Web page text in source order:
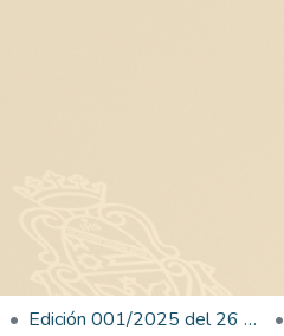
Edición 001/2025 del 26 de mayo de 2025